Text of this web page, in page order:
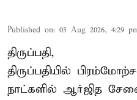
Published on: 05 Aug 2026, 4:29
திருப்பதி,
திருப்பதியில்
நாட்களில் ஆர்ஜித